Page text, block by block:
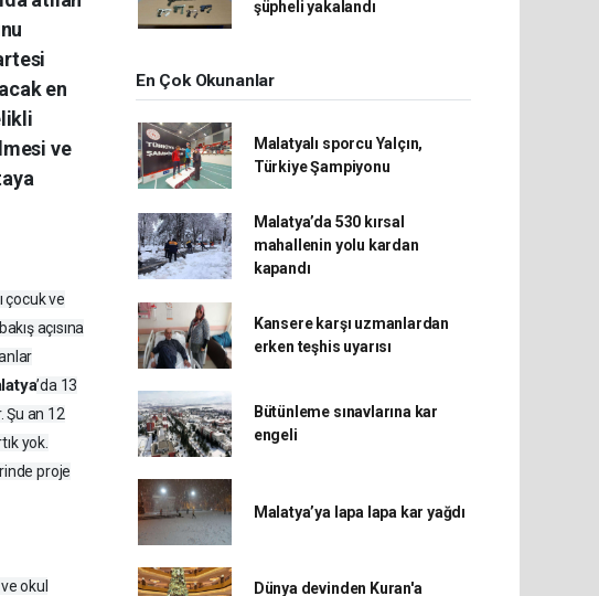
en
ve
çocuk ve
açısına
’da 13
Şu an 12
yok.
proje
okul
şüpheli yakalandı
En Çok Okunanlar
Malatyalı sporcu Yalçın,
Türkiye Şampiyonu
Malatya’da 530 kırsal
mahallenin yolu kardan
kapandı
Kansere karşı uzmanlardan
erken teşhis uyarısı
Bütünleme sınavlarına kar
engeli
Malatya’ya lapa lapa kar yağdı
Dünya devinden Kuran'a